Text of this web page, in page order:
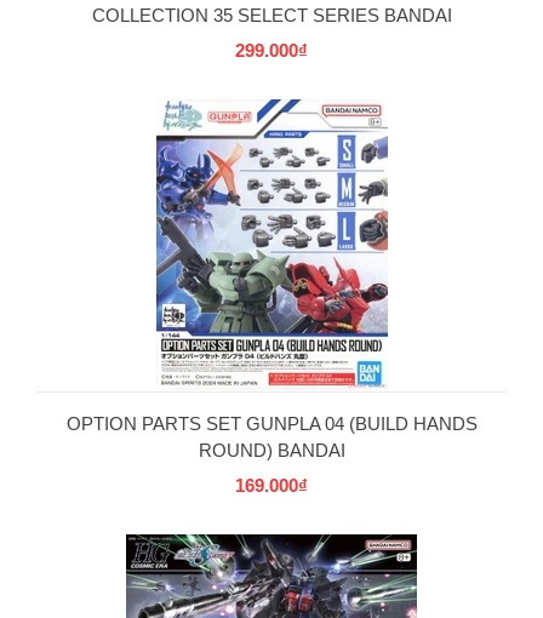
COLLECTION 35 SELECT SERIES BANDAI
299.000₫
OPTION PARTS SET GUNPLA 04 (BUILD HANDS
ROUND) BANDAI
169.000₫